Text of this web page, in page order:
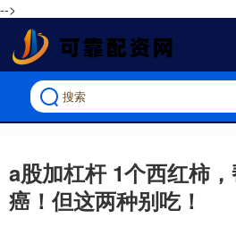
-->
a股加杠杆 1个西红柿
癌！但这两种别吃！